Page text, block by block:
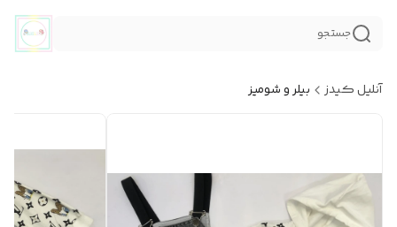
جستجو
آنلیل کیدز بیلر و شومیز